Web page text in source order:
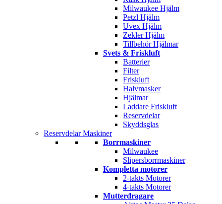
Milwaukee Hjälm
Petzl Hjälm
Uvex Hjälm
Zekler Hjälm
Tillbehör Hjälmar
Svets & Friskluft
Batterier
Filter
Friskluft
Halvmasker
Hjälmar
Laddare Friskluft
Reservdelar
Skyddsglas
Reservdelar Maskiner
Borrmaskiner
Milwaukee
Slipersborrmaskiner
Kompletta motorer
2-takts Motorer
4-takts Motorer
Mutterdragare